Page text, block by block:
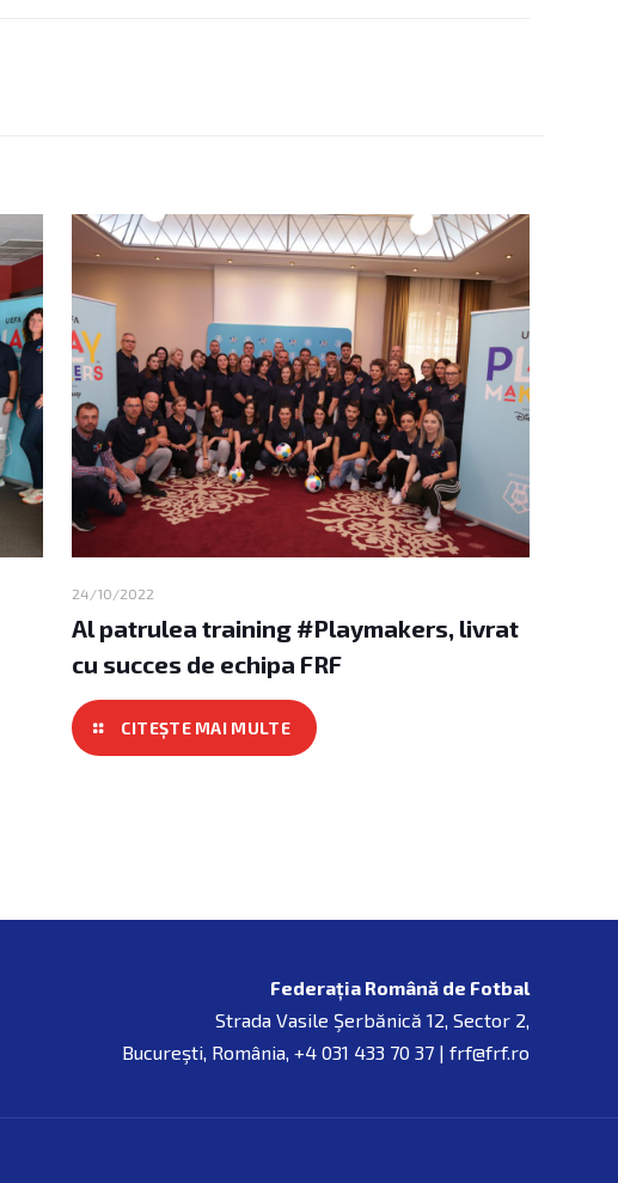
24/10/2022
Al patrulea training #Playmakers, livrat
cu succes de echipa FRF
Federația Română de Fotbal
Strada Vasile Şerbănică 12, Sector 2,
Bucureşti, România, +4 031 433 70 37 | frf@frf.ro